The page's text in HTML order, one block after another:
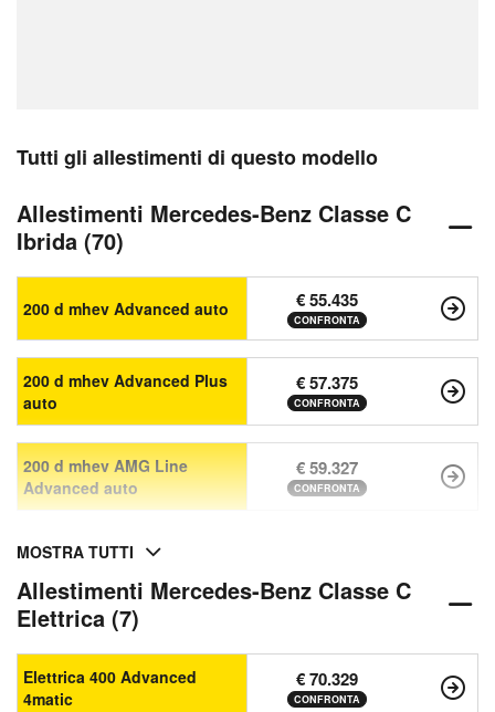
Tutti gli allestimenti di questo modello
Allestimenti Mercedes-Benz Classe C
Ibrida (70)
200 d mhev Advanced auto € 55.435
CONFRONTA
200 d mhev Advanced Plus
auto
€ 57.375
CONFRONTA
200 d mhev AMG Line
Advanced auto
€ 59.327
CONFRONTA
MOSTRA TUTTI
Allestimenti Mercedes-Benz Classe C
Elettrica (7)
Elettrica 400 Advanced
4matic
€ 70.329
CONFRONTA